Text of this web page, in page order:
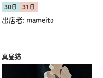
30日 31日
出店者: mameito
真昼猫